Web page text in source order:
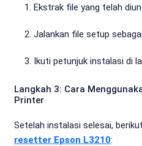
Ekstrak file yang telah
Jalankan file setup
Ikuti petunjuk instalasi di
Langkah 3: Cara
Printer
Setelah instalasi selesai,
resetter Epson L3210: